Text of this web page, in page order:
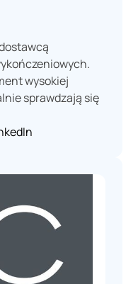
wysokiej
sprawdzają się